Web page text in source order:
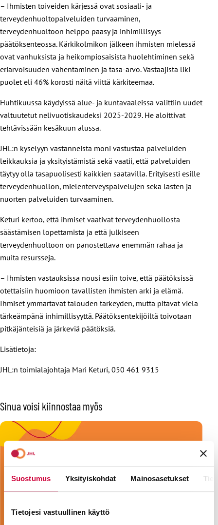
Suostumus Yksityiskohdat Mainosasetukset
Tietojesi vastuullinen käyttö
– Ihmisten toiveiden kärjessä ovat sosiaali- ja
terveydenhuoltopalveluiden turvaaminen,
terveydenhuoltoon helppo pääsy ja inhimillisyys
päätöksenteossa. Kärkikolmikon jälkeen ihmisten mielessä
ovat vanhuksista ja heikompiosaisista huolehtiminen sekä
eriarvoisuuden vähentäminen ja tasa-arvo. Vastaajista liki
puolet eli 46% korosti näitä viittä kärkiteemaa.
Huhtikuussa käydyissä alue- ja kuntavaaleissa valittiin uudet
valtuutetut nelivuotiskaudeksi 2025-2029. He aloittivat
tehtävissään kesäkuun alussa.
JHL:n kyselyyn vastanneista moni vastustaa palveluiden
leikkauksia ja yksityistämistä sekä vaatii, että palveluiden
täytyy olla tasapuolisesti kaikkien saatavilla. Erityisesti esille
terveydenhuollon, mielenterveyspalvelujen sekä lasten ja
nuorten palveluiden turvaaminen.
Keturi kertoo, että ihmiset vaativat terveydenhuollosta
säästämisen lopettamista ja että julkiseen
terveydenhuoltoon on panostettava enemmän rahaa ja
muita resursseja.
– Ihmisten vastauksissa nousi esiin toive, että päätöksissä
otettaisiin huomioon tavallisten ihmisten arki ja elämä.
Ihmiset ymmärtävät talouden tärkeyden, mutta pitävät vielä
tärkeämpänä inhimillisyyttä. Päätöksentekijöiltä toivotaan
pitkäjänteisiä ja järkeviä päätöksiä.
Lisätietoja:
JHL:n toimialajohtaja Mari Keturi, 050 461 9315
Sinua voisi kiinnostaa myös